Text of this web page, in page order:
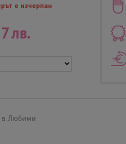
е изчерпан
лв.
в Любими